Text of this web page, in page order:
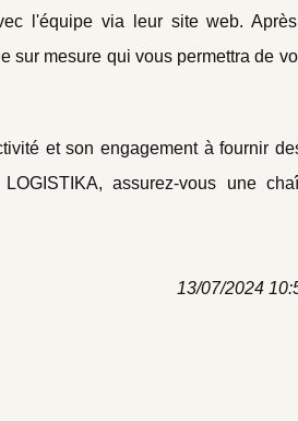
l'équipe via leur site web.
sur mesure qui vous permettra de
et son engagement à fournir
assurez-vous une
13/07/2024